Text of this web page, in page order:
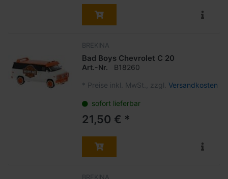
BREKINA
Bad Boys Chevrolet C 20
Art.-Nr. B18260
* Preise inkl. MwSt., zzgl. Versandkosten
sofort lieferbar
21,50 € *
BREKINA